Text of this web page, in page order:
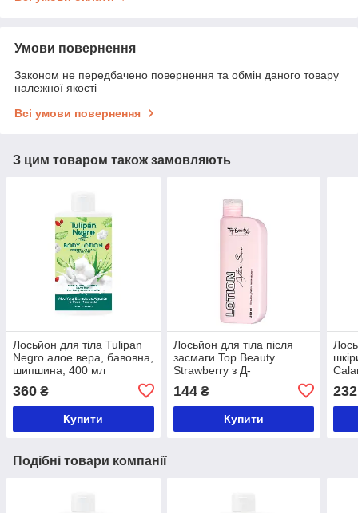
Умови повернення
Законом не передбачено повернення та обмін даного товару
належної якості
Всі умови повернення
З цим товаром також замовляють
Лосьйон для тіла Tulipan
Negro алое вера, бавовна,
шипшина, 400 мл
360 ₴
Купити
Лосьйон для тіла після
засмаги Top Beauty
Strawberry з Д-
144₴
Купити
232
Подібні товари компанії